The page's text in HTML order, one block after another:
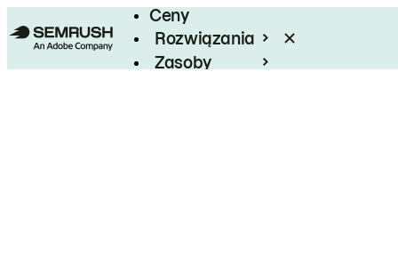
Ceny
Rozwiązania
Zasoby